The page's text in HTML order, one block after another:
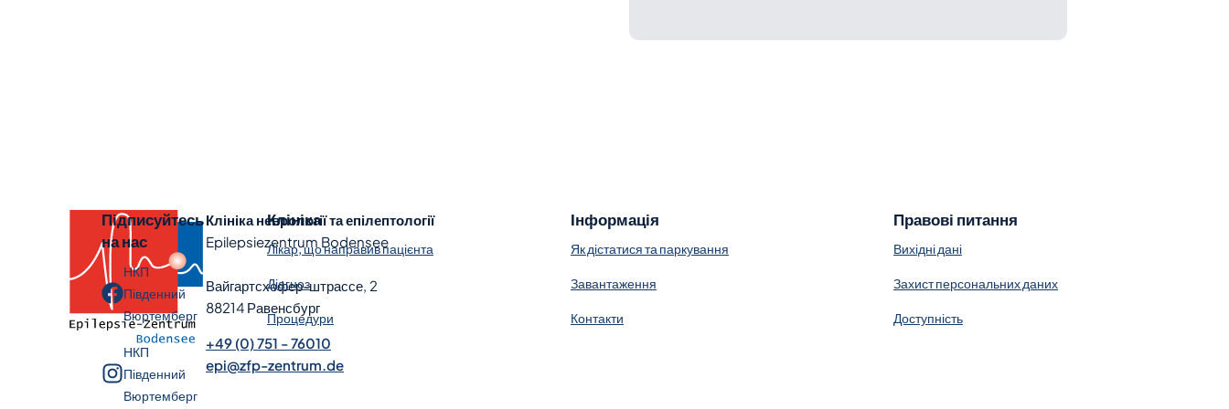
Клініка неврології та епілептології
Epilepsiezentrum Bodensee
Вайгартсхофер-штрассе, 2
88214 Равенсбург
+49 (0) 751 - 76010
epi@zfp-zentrum.de
Підписуйтесь
на нас
НКП
Південний
Вюртемберг
НКП
Південний
Вюртемберг
Клініка
Лікар, що направив пацієнта
Діагноз
Процедури
Інформація
Як дістатися та паркування
Завантаження
Контакти
Правові питання
Вихідні дані
Захист персональних даних
Доступність